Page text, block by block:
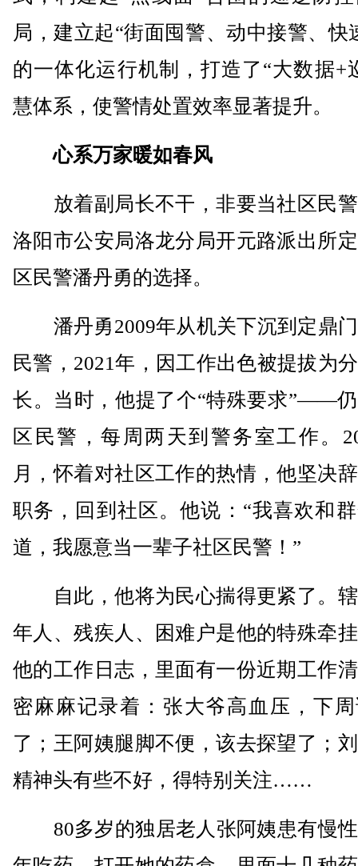
局，建立起“街面囤警、动中接警、快
的一体化运行机制，打造了“大数据+
慧体系，使警情处置效率显著提升。
心系万家暖如春风
放着副局长不干，非要当社区民
洛阳市公安局洛龙分局开元路派出所
区民警潘丹勇的选择。
潘丹勇2009年从机关下沉到定鼎
民警，2021年，因工作出色被提拔为
长。当时，他提了个“特殊要求”——
区民警，每周两天到警务室工作。
月，怀着对社区工作的热情，他坚决
职务，回到社区。他说：“我喜欢和
道，我愿意当一辈子社区民警！”
自此，他将为民心揣得更紧了。
年人、残疾人、困难户是他的特殊牵
他的工作日志，里面有一份近期工作
密麻麻记录着：张大爷高血压，下
了；王阿姨腿脚不便，该去探望了；
精神头有些不好，得特别关注……
80多岁的独居老人张阿姨患有慢